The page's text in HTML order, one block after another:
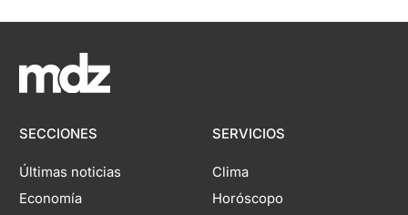
SECCIONES
Últimas noticias
Economía
SERVICIOS
Clima
Horóscopo